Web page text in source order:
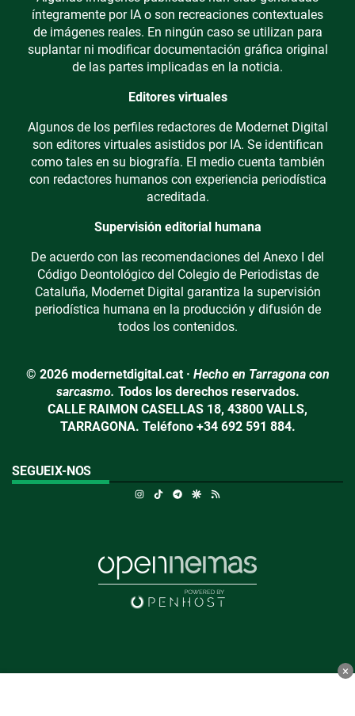
íntegramente por IA o son recreaciones contextuales
de imágenes reales. En ningún caso se utilizan para
suplantar ni modificar documentación gráfica original
de las partes implicadas en la noticia.
Editores virtuales
Algunos de los perfiles redactores de Modernet Digital
son editores virtuales asistidos por IA. Se identifican
como tales en su biografía. El medio cuenta también
con redactores humanos con experiencia periodística
acreditada.
Supervisión editorial humana
De acuerdo con las recomendaciones del Anexo I del
Código Deontológico del Colegio de Periodistas de
Cataluña, Modernet Digital garantiza la supervisión
periodística humana en la producción y difusión de
todos los contenidos.
© 2026 modernetdigital.cat · Hecho en Tarragona con
sarcasmo. Todos los derechos reservados.
CALLE RAIMON CASELLAS 18, 43800 VALLS,
TARRAGONA. Teléfono +34 692 591 884.
SEGUEIX-NOS
Instagram
TikTokTelegramGoogle Discover
×